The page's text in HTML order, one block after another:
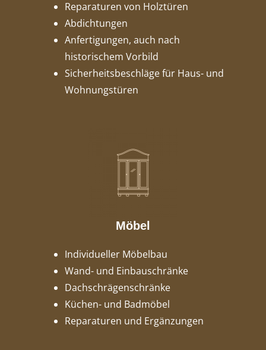
Reparaturen von Holztüren
Abdichtungen
Anfertigungen, auch nach
historischem Vorbild
Sicherheitsbeschläge für Haus- und
Wohnungstüren
Möbel
Individueller Möbelbau
Wand- und Einbauschränke
Dachschrägenschränke
Küchen- und Badmöbel
Reparaturen und Ergänzungen